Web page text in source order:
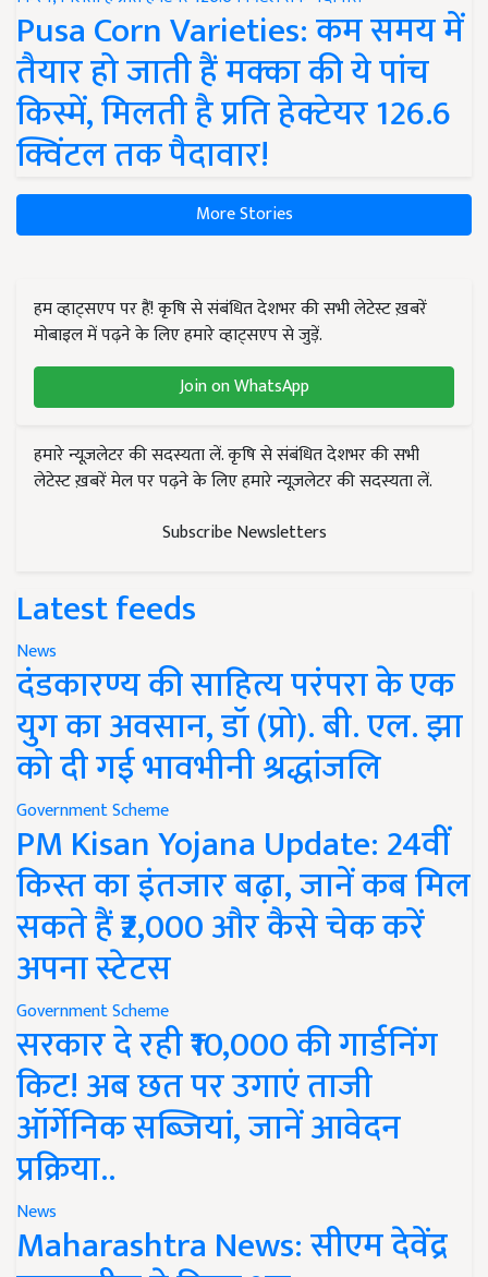
Pusa Corn Varieties: कम समय में
तैयार हो जाती हैं मक्का की ये पांच
किस्में, मिलती है प्रति हेक्टेयर 126.6
क्विंटल तक पैदावार!
More Stories
हम व्हाट्सएप पर हैं! कृषि से संबंधित देशभर की सभी लेटेस्ट ख़बरें
मोबाइल में पढ़ने के लिए हमारे व्हाट्सएप से जुड़ें.
Join on WhatsApp
हमारे न्यूज़लेटर की सदस्यता लें. कृषि से संबंधित देशभर की सभी
लेटेस्ट ख़बरें मेल पर पढ़ने के लिए हमारे न्यूज़लेटर की सदस्यता लें.
Subscribe Newsletters
Latest feeds
News
दंडकारण्य की साहित्य परंपरा के एक
युग का अवसान, डॉ (प्रो). बी. एल. झा
को दी गई भावभीनी श्रद्धांजलि
Government Scheme
PM Kisan Yojana Update: 24वीं
किस्त का इंतजार बढ़ा, जानें कब मिल
सकते हैं ₹2,000 और कैसे चेक करें
अपना स्टेटस
Government Scheme
सरकार दे रही ₹10,000 की गार्डनिंग
किट! अब छत पर उगाएं ताजी
ऑर्गेनिक सब्जियां, जानें आवेदन
प्रक्रिया..
News
Maharashtra News: सीएम देवेंद्र